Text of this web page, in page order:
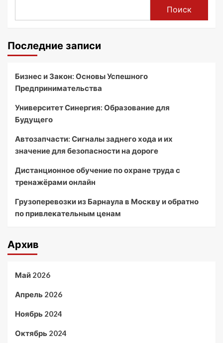
Поиск
Последние записи
Бизнес и Закон: Основы Успешного
Предпринимательства
Университет Синергия: Образование для
Будущего
Автозапчасти: Сигналы заднего хода и их
значение для безопасности на дороге
Дистанционное обучение по охране труда с
тренажёрами онлайн
Грузоперевозки из Барнаула в Москву и обратно
по привлекательным ценам
Архив
Май 2026
Апрель 2026
Ноябрь 2024
Октябрь 2024